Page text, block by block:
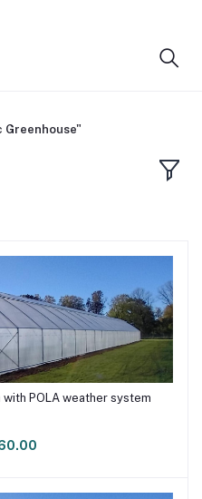
Greenhouse"
cartPOLA weather system